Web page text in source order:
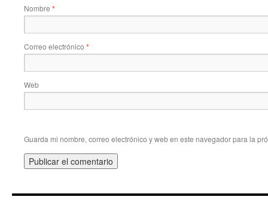
Nombre *
Correo electrónico *
Web
Guarda mi nombre, correo electrónico y web en este navegador para la